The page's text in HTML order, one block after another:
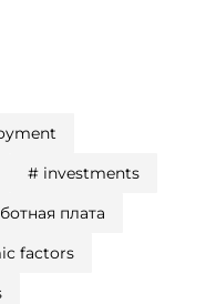
# investments
плата
factors